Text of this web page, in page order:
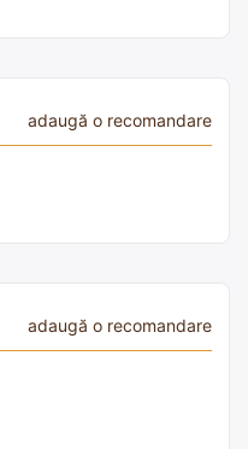
adaugă o recomandare
adaugă o recomandare